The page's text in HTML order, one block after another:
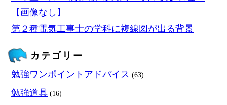
【画像なし】
第２種電気工事士の学科に複線図が出る背景
カテゴリー
勉強ワンポイントアドバイス (63)
勉強道具 (16)